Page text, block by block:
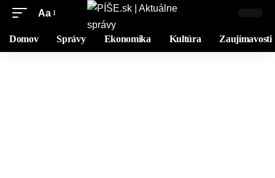
Aa
Domov Správy Ekonomika Kultúra Zaujímavosti